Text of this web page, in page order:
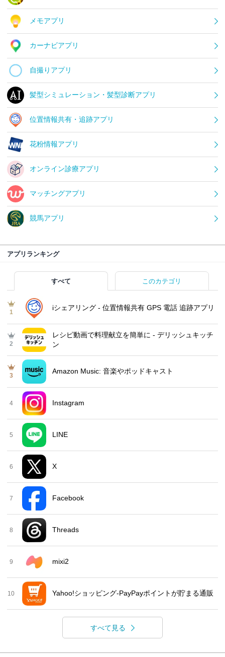
メモアプリ
カーナビアプリ
自撮りアプリ
髪型シミュレーション・髪型診断アプリ
位置情報共有・追跡アプリ
花粉情報アプリ
オンライン診療アプリ
マッチングアプリ
競馬アプリ
アプリランキング
すべて このカテゴリ
1
iシェアリング - 位置情報共有 GPS 電話 追跡アプリ
2
レシピ動画で料理献立を簡単‪に - デリッシュキッチ
ン
3
Amazon Music: 音楽やポッドキャスト
4 Instagram
5 LINE
6 X
7 Facebook
8 Threads
9 mixi2
10 Yahoo!ショッピング-PayPayポイントが貯まる通販
すべて見る